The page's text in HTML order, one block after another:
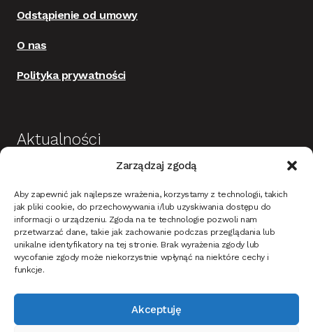
Zarządzaj zgodą
Aby zapewnić jak najlepsze wrażenia, korzystamy z technologii, takich
jak pliki cookie, do przechowywania i/lub uzyskiwania dostępu do
informacji o urządzeniu. Zgoda na te technologie pozwoli nam
przetwarzać dane, takie jak zachowanie podczas przeglądania lub
unikalne identyfikatory na tej stronie. Brak wyrażenia zgody lub
wycofanie zgody może niekorzystnie wpłynąć na niektóre cechy i
funkcje.
Akceptuję
Odstąpienie od umowy
O nas
Polityka prywatności
Aktualności
Budowa i wykończenie domu jako dobra
inwestycja
Mieszkanie w stylu nowoczesnym – na co
zwrócić uwagę?
Oświetlenie ciemnych ścian i tapet w korytarzu –
Jak oświetlić dom i ogród na Święta Bożego
narodzenia?